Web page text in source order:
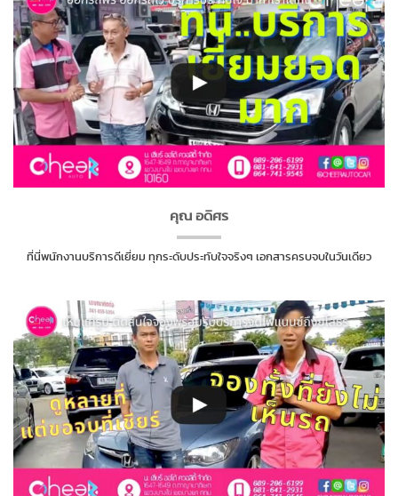
คุณ อดิศร
ที่นี่พนักงานบริการดีเยี่ยม ทุกระดับประทับใจจริงๆ เอกสารครบจบในวันเดียว